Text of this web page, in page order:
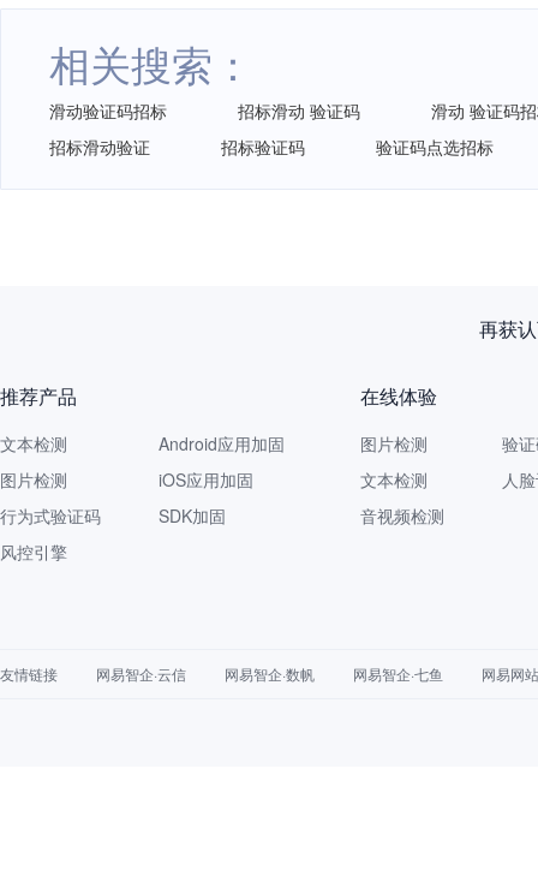
相关搜索：
滑动验证码招标 招标滑动 验证码
滑动 验证码
招标滑动验证
招标验证码 验证码点选招标
再获
推荐产品
文本检测
图片检测
行为式验证码
风控引擎
Android应用加固
iOS应用加固
SDK加固
在线体验
图片检测
文本检测
音视频检测
验
人
友情链接 网易智企·云信 网易智企·数帆 网易智企·七鱼 网易网